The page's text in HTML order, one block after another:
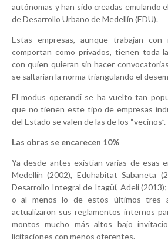
autónomas y han sido creadas emulando
de Desarrollo Urbano de Medellín (EDU).
Estas empresas, aunque trabajan con
comportan como privados, tienen toda
con quien quieran sin hacer
se saltarían la norma triangulando el
El modus operandi se ha vuelto tan
que no tienen este tipo de empresas
del Estado se valen de las de los “vecinos”.
Las obras se encarecen 10%
Ya desde antes existían varias de esas
Medellín (2002), Eduhabitat Sabaneta
Desarrollo Integral de Itagüí, Adeli
o al menos lo de estos últimos tres
actualizaron sus reglamentos internos
montos mucho más altos bajo
licitaciones con menos oferentes.